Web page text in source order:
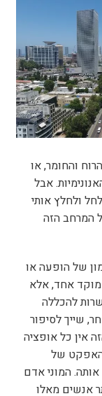
והחומר, או
אבל
ולחלץ אותי
המרחב הזה
של הופעה או
מוקד אחד, אלא
להכללה
שייך לסיפור
אין כל אופציה
של
המוני אדם
אנשים מאלו